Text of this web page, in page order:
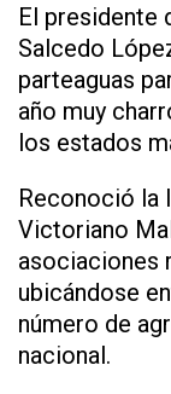
El presidente
Salcedo
parteaguas
año muy
los estados
Reconoció la
Victoriano
asociaciones
ubicándose
número de
nacional.